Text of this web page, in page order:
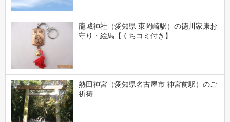
龍城神社（愛知県 東岡崎駅）の徳川家康お
守り・絵馬【くちコミ付き】
熱田神宮（愛知県名古屋市 神宮前駅）のご
祈祷